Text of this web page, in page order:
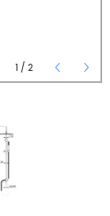
1 / 2